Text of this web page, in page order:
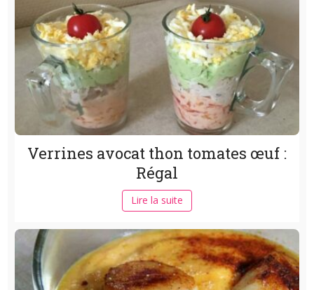
Verrines avocat thon tomates œuf :
Régal
Lire la suite